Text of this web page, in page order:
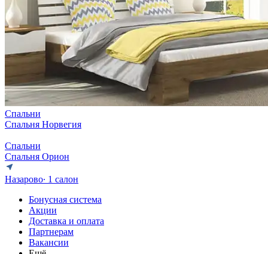
Спальни
Спальня Норвегия
Спальни
Спальня Орион
Назарово∙ 1 салон
Бонусная система
Акции
Доставка и оплата
Партнерам
Вакансии